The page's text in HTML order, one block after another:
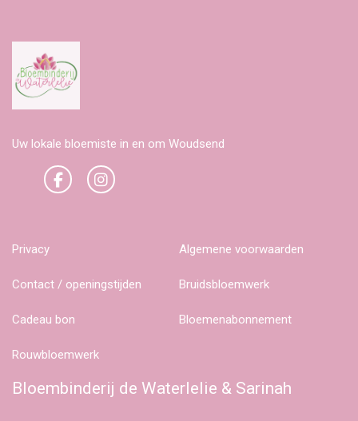
Uw lokale bloemiste in en om Woudsend
Privacy Algemene voorwaarden
Contact / openingstijden Bruidsbloemwerk
Cadeau bon Bloemenabonnement
Rouwbloemwerk
Bloembinderij de Waterlelie & Sarinah